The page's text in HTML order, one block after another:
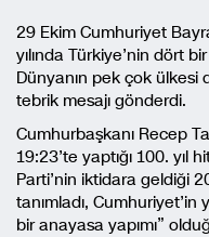
29 Ekim Cumhuriyet
yılında Türkiye’nin dört
Dünyanın pek çok ülkesi
tebrik mesajı gönderdi.
Cumhurbaşkanı Recep
19:23’te yaptığı 100. yıl
Parti’nin iktidara geldiği
tanımladı,
bir anayasa yapımı”